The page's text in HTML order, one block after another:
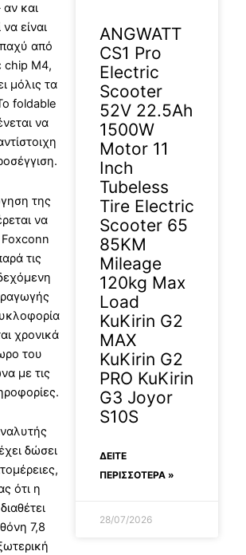
και
είναι
από
chip M4,
μόλις τα
foldable
να
της
να
Foxconn
τις
χρονικά
του
με τις
δώσει
ότι η
7,8
ANGWATT
CS1 Pro
Electric
Scooter
52V 22.5Ah
1500W
Motor 11
Inch
Tubeless
Tire Electric
Scooter 65
85KM
Mileage
120kg Max
Load
KuKirin G2
MAX
KuKirin G2
PRO KuKirin
G3 Joyor
S10S
ΔΕΊΤΕ
ΠΕΡΙΣΣΟΤΕΡΑ »
28/07/2026